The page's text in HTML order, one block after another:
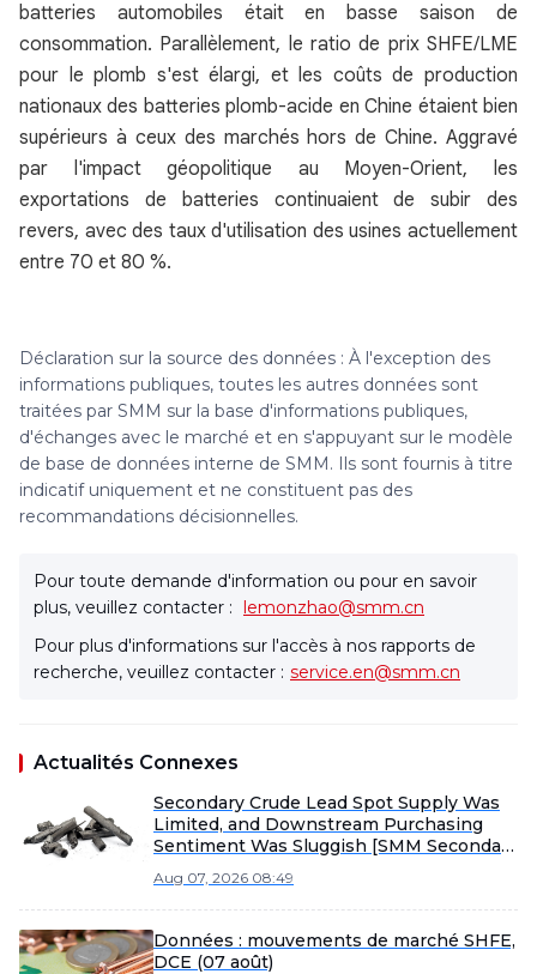
batteries automobiles était en basse saison de
consommation. Parallèlement, le ratio de prix SHFE/LME
pour le plomb s'est élargi, et les coûts de production
nationaux des batteries plomb-acide en Chine étaient bien
supérieurs à ceux des marchés hors de Chine. Aggravé
par l'impact géopolitique au Moyen-Orient, les
exportations de batteries continuaient de subir des
revers, avec des taux d'utilisation des usines actuellement
entre 70 et 80 %.
Déclaration sur la source des données : À l'exception des
informations publiques, toutes les autres données sont
traitées par SMM sur la base d'informations publiques,
d'échanges avec le marché et en s'appuyant sur le modèle
de base de données interne de SMM. Ils sont fournis à titre
indicatif uniquement et ne constituent pas des
recommandations décisionnelles.
Pour toute demande d'information ou pour en savoir
plus, veuillez contacter : lemonzhao@smm.cn
Pour plus d'informations sur l'accès à nos rapports de
recherche, veuillez contacter : service.en@smm.cn
Actualités Connexes
Secondary Crude Lead Spot Supply Was
Limited, and Downstream Purchasing
Sentiment Was Sluggish [SMM Secondary
Aug 07, 2026 08:49
Données : mouvements de marché SHFE,
DCE (07 août)